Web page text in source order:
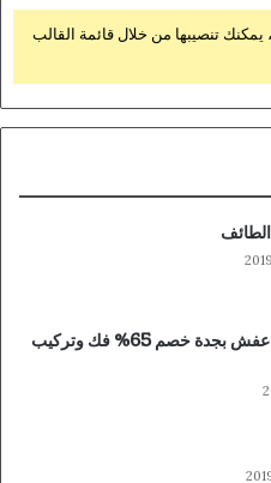
تنصيبها من خلال قائمة القالب
افضل 20 شركة نقل عفش بجدة خصم 65% فك وتركيب